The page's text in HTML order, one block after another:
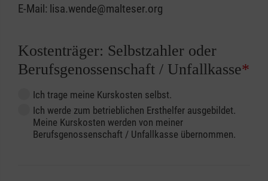
E-Mail: lisa.wende@malteser.org
Kostenträger: Selbstzahler oder
Berufsgenossenschaft / Unfallkasse*
Ich trage meine Kurskosten selbst.
Ich werde zum betrieblichen Ersthelfer ausgebildet.
Meine Kurskosten werden von meiner
Berufsgenossenschaft / Unfallkasse übernommen.